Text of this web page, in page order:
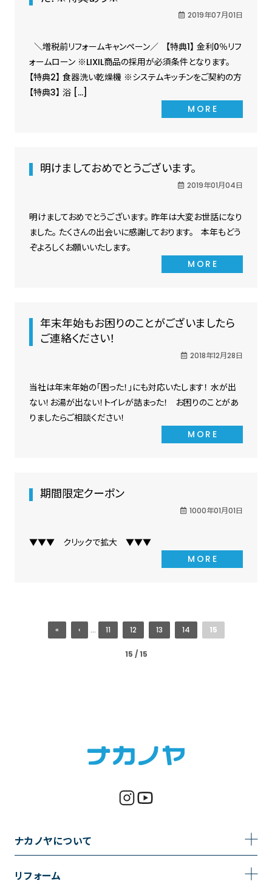
2019年07月01日
＼増税前リフォームキャンペーン／ 【特典1】 金利0％リフ
ォームローン ※LIXIL商品の採用が必須条件となります。
【特典2】 食器洗い乾燥機 ※システムキッチンをご契約の方
【特典3】 浴 […]
MORE
明けましておめでとうございます。
2019年01月04日
明けましておめでとうございます。 昨年は大変お世話になり
ました。 たくさんの出会いに感謝しております。 本年もどう
ぞよろしくお願いいたします。
MORE
年末年始もお困りのことがございましたら
ご連絡ください！
2018年12月28日
当社は年末年始の「困った！」にも対応いたします！ 水が出
ない！お湯が出ない！トイレが詰まった！ お困りのことがあ
りましたらご相談ください！
MORE
期間限定クーポン
1000年01月01日
▼▼▼ クリックで拡大 ▼▼▼
MORE
15 / 15
« ‹ ... 11 12 13 14 15
ナカノヤについて
リフォーム